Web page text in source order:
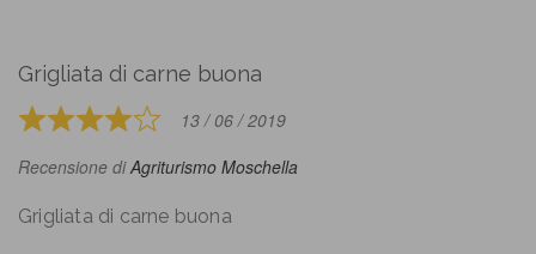
Grigliata di carne buona
Rated
4
of
13 / 06 / 2019
Recensione diAgriturismo Moschella
Grigliata di carne buona